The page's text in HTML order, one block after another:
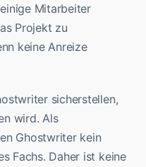
Mitarbeiter
Projekt zu
keine Anreize
sicherstellen,
wird. Als
Ghostwriter kein
Fachs. Daher ist keine